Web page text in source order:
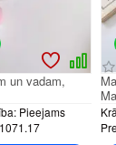
Pieejams
un vadam,